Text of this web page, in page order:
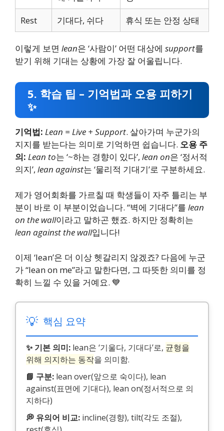
Rest
기대다, 쉬다 휴식 또는 안정 상태
이렇게 보면 lean은 ‘사람이’ 어떤 대상에 support를
받기 위해 기대는 상황에 가장 잘 어울립니다.
5. 학습 팁 – 기억법과 오용 피하기
✨
기억법: Lean = Live + Support. 살아가며 누군가의
지지를 받는다는 의미로 기억하면 쉽습니다. 오용 주
의: Lean to는 ‘~하는 경향이 있다’, lean on은 ‘정서적
의지’, lean against는 ‘물리적 기대기’로 구분하세요.
제가 영어회화를 가르칠 때 학생들이 자주 틀리는 부
분이 바로 이 부분이었습니다. “벽에 기대다”를 lean
on the wall이라고 말하곤 했죠. 하지만 정확히는
lean against the wall입니다!
이제 ‘lean’은 더 이상 헷갈리지 않겠죠? 다음에 누군
가 “lean on me”라고 말한다면, 그 따뜻한 의미를 정
확히 느낄 수 있을 거예요. 💙
💡 핵심 요약
✨ 기본 의미: lean은 ‘기울다, 기대다’로, 균형을
위해 의지하는 동작을 의미함.
📘 구분: lean over(앞으로 숙이다), lean
against(표면에 기대다), lean on(정서적으로 의
지하다)
💭 유의어 비교: incline(경향), tilt(각도 조절),